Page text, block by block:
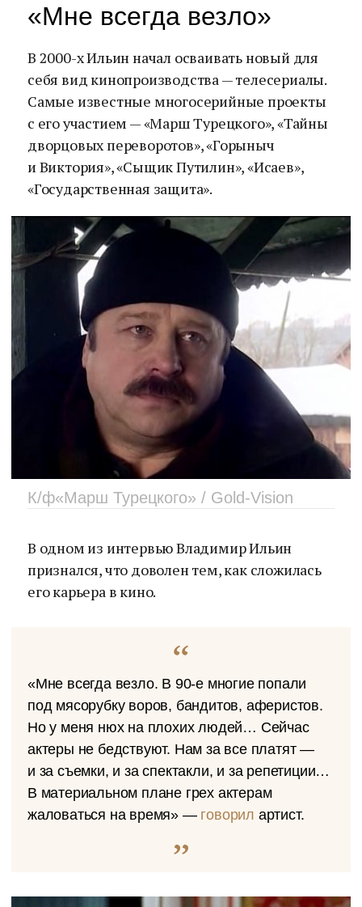
«Мне всегда везло»
В 2000-х Ильин начал осваивать новый для
себя вид кинопроизводства — телесериалы.
Самые известные многосерийные проекты
с его участием — «Марш Турецкого», «Тайны
дворцовых переворотов», «Горыныч
и Виктория», «Сыщик Путилин», «Исаев»,
«Государственная защита».
К/ф«Марш Турецкого» / Gold-Vision
В одном из интервью Владимир Ильин
признался, что доволен тем, как сложилась
его карьера в кино.
«Мне всегда везло. В 90-е многие попали
под мясорубку воров, бандитов, аферистов.
Но у меня нюх на плохих людей… Сейчас
актеры не бедствуют. Нам за все платят —
и за съемки, и за спектакли, и за репетиции…
В материальном плане грех актерам
жаловаться на время» — говорил артист.